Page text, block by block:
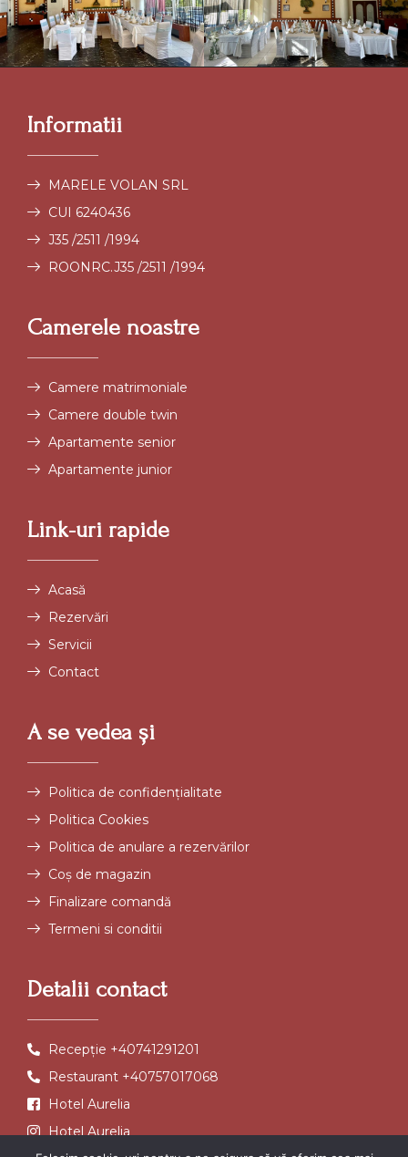
Informatii
MARELE VOLAN SRL
CUI 6240436
J35 /2511 /1994
ROONRC.J35 /2511 /1994
Camerele noastre
Camere matrimoniale
Camere double twin
Apartamente senior
Apartamente junior
Link-uri rapide
Acasă
Rezervări
Servicii
Contact
A se vedea și
Politica de confidențialitate
Politica Cookies
Politica de anulare a rezervărilor
Coș de magazin
Finalizare comandă
Termeni si conditii
Detalii contact
Recepție +40741291201
Restaurant +40757017068
Hotel Aurelia
Hotel Aurelia